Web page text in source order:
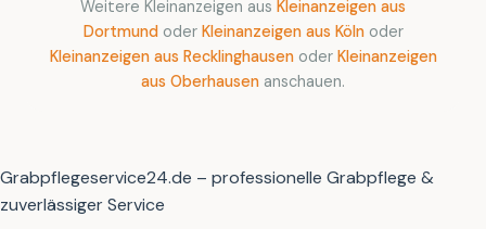
Weitere Kleinanzeigen aus Kleinanzeigen aus
Dortmund oder Kleinanzeigen aus Kölnoder
Kleinanzeigen aus Recklinghausenoder Kleinanzeigen
aus Oberhausen anschauen.
Grabpflegeservice24.de – professionelle Grabpflege &
zuverlässiger Service